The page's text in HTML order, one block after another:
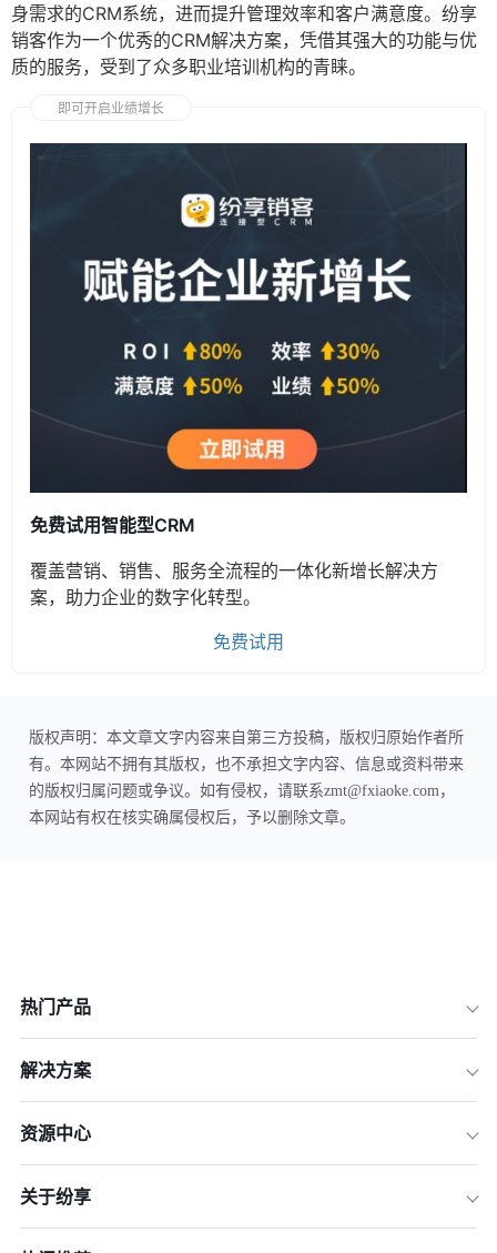
身需求的CRM系统，进而提升管理效率和客户满意度。纷享
销客作为一个优秀的CRM解决方案，凭借其强大的功能与优
质的服务，受到了众多职业培训机构的青睐。
即可开启业绩增长
免费试用智能型CRM
覆盖营销、销售、服务全流程的一体化新增长解决方
案，助力企业的数字化转型。
免费试用
版权声明：本文章文字内容来自第三方投稿，版权归原始作者所
有。本网站不拥有其版权，也不承担文字内容、信息或资料带来
的版权归属问题或争议。如有侵权，请联系zmt@fxiaoke.com，
本网站有权在核实确属侵权后，予以删除文章。
热门产品
解决方案
资源中心
关于纷享